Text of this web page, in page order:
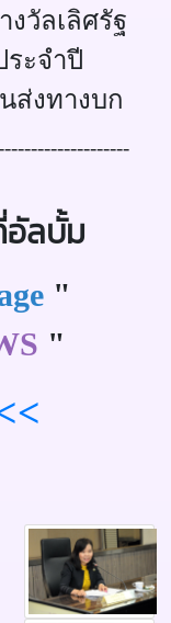
งวัลเลิศรัฐ
ะจำปี
ส่งทางบก
อัลบั้ม
"
"